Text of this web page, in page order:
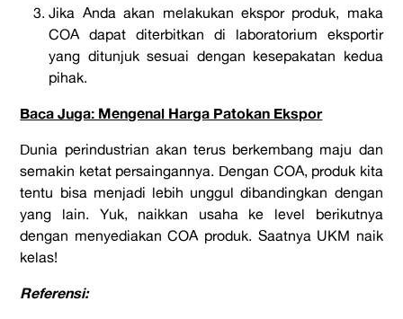
Jika Anda akan melakukan ekspor produk, maka
COA dapat diterbitkan di laboratorium eksportir
yang ditunjuk sesuai dengan kesepakatan kedua
pihak.
Baca Juga: Mengenal Harga Patokan Ekspor
Dunia perindustrian akan terus berkembang maju dan
semakin ketat persaingannya. Dengan COA, produk kita
tentu bisa menjadi lebih unggul dibandingkan dengan
yang lain. Yuk, naikkan usaha ke level berikutnya
dengan menyediakan COA produk. Saatnya UKM naik
kelas!
Referensi: